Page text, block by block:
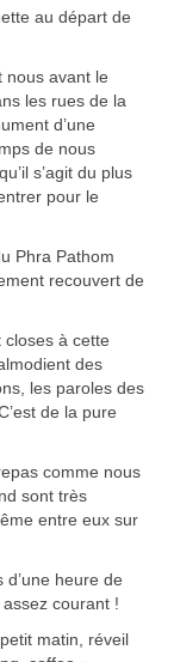
au départ de
nous avant le
les rues de la
d’une
de nous
s’agit du plus
pour le
Phra Pathom
recouvert de
closes à cette
des
les paroles des
de la pure
comme nous
sont très
entre eux sur
heure de
assez courant !
matin, réveil